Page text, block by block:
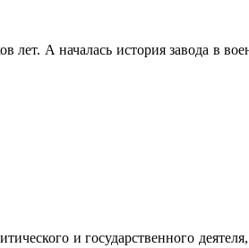
А началась история завода в
и государственного деятеля,